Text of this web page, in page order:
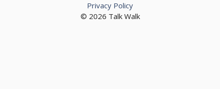
© 2026 Talk Walk
Privacy Policy